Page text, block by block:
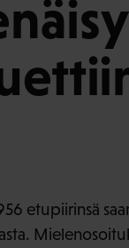
etupiirinsä